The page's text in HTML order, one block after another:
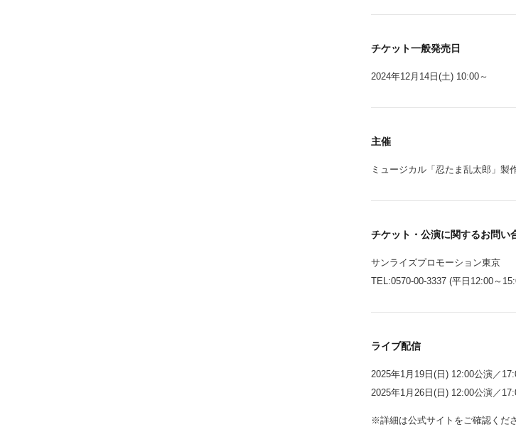
チケット一般発売日
2024年12月14日(土) 10:00～
主催
ミュージカル「忍たま乱太郎」製
チケット・公演に関するお問い
サンライズプロモーション東京
TEL:0570-00-3337 (平日12:00～
ライブ配信
2025年1月19日(日) 12:00公演／
2025年1月26日(日) 12:00公演／
※詳細は公式サイトをご確認くだ